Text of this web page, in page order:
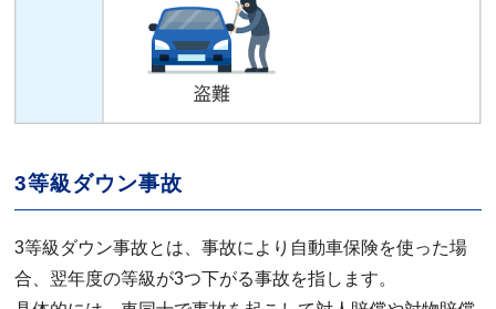
3等級ダウン事故
3等級ダウン事故とは、事故により自動車保険を使った場
合、翌年度の等級が3つ下がる事故を指します。